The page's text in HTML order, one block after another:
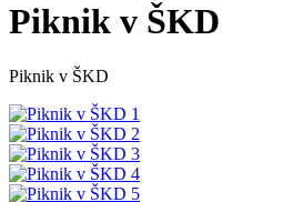
Piknik v ŠKD
Piknik v ŠKD